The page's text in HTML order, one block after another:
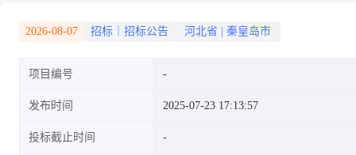
2026-08-07 招标｜招标公告 河北省 秦皇岛市
项目编号
发布时间 2025-07-23 17:13:57
投标截止时间